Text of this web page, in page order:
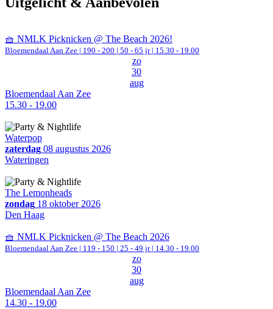
🧺 NMLK Picknicken @ The Beach 2026!
Bloemendaal Aan Zee | 190 - 200 | 50 - 65 jr | 15.30 - 19.00
zo
30
aug
Bloemendaal Aan Zee
15.30 - 19.00
Waterpop
zaterdag 08 augustus 2026
Wateringen
The Lemonheads
zondag 18 oktober 2026
Den Haag
🧺 NMLK Picknicken @ The Beach 2026
Bloemendaal Aan Zee | 119 - 150 | 25 - 49 jr | 14.30 - 19.00
zo
30
aug
Bloemendaal Aan Zee
14.30 - 19.00